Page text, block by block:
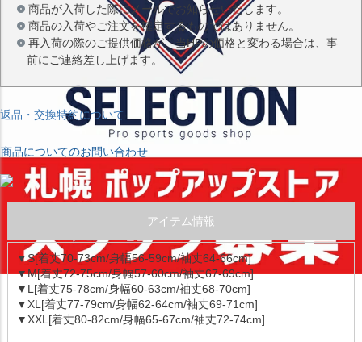
商品が入荷した際にメールでお知らせいたします。
商品の入荷やご注文を確定するものではありません。
再入荷の際のご提供価格が、当HPの価格と変わる場合は、事
前にご連絡差し上げます。
返品・交換特約について
商品についてのお問い合わせ
アイテム情報
▼S[着丈70-73cm/身幅56-59cm/袖丈64-66cm]
▼M[着丈72-75cm/身幅57-60cm/袖丈67-69cm]
▼L[着丈75-78cm/身幅60-63cm/袖丈68-70cm]
▼XL[着丈77-79cm/身幅62-64cm/袖丈69-71cm]
▼XXL[着丈80-82cm/身幅65-67cm/袖丈72-74cm]